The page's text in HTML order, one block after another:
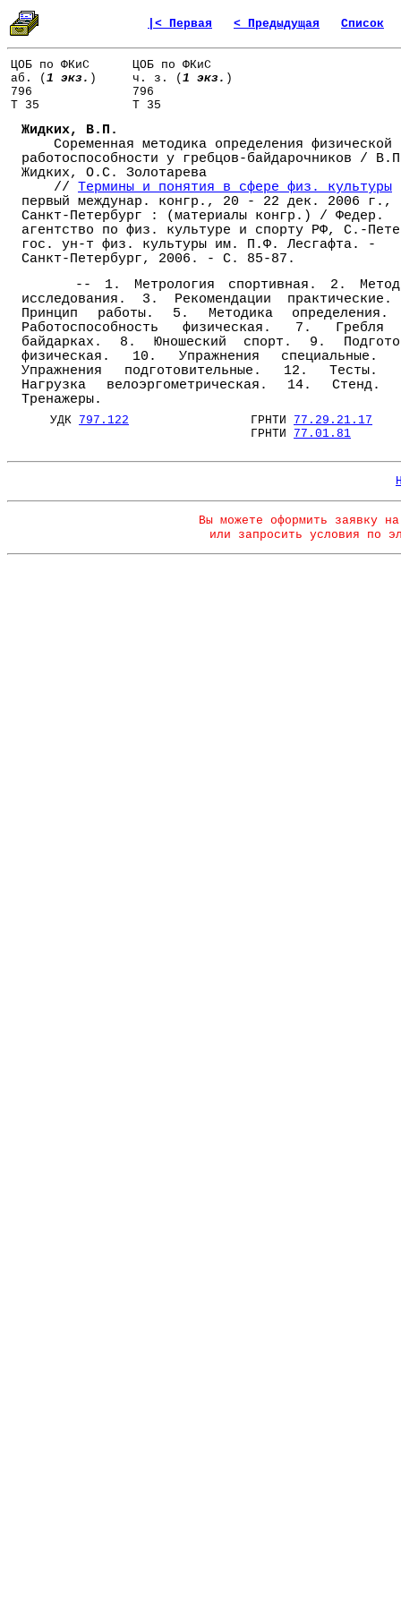
|< Первая < Предыдущая Список
ЦОБ по ФКиС
аб. ( 1 экз. )
796
Т 35
ЦОБ по ФКиС
ч. з. ( 1 экз. )
796
Т 35
Жидких, В.П.
Соременная методика определения физической
работоспособности у гребцов-байдарочников /
Жидких, О.С. Золотарева
// Термины и понятия в сфере физ. культуры
первый междунар. конгр., 20 - 22 дек. 2006 г.,
Санкт-Петербург : (материалы конгр.) / Федер.
агентство по физ. культуре и спорту РФ, С.-
гос. ун-т физ. культуры им. П.Ф. Лесгафта. -
Санкт-Петербург, 2006. - С. 85-87.
-- 1. Метрология спортивная. 2.
исследования. 3. Рекомендации
Принцип работы. 5. Методика
Работоспособность физическая. 7.
байдарках. 8. Юношеский спорт. 9.
физическая. 10. Упражнения специальные.
Упражнения подготовительные. 12. Тесты.
Нагрузка велоэргометрическая. 14. Стенд.
Тренажеры.
УДК 797.122 ГРНТИ 77.29.21.17
ГРНТИ 77.01.81
Вы можете оформить заявку
или запросить условия по